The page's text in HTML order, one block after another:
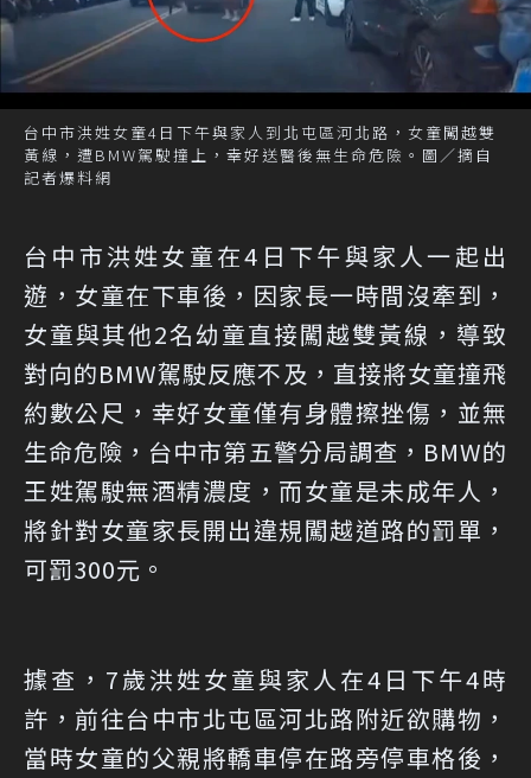
台中市洪姓女童4日下午與家人到北屯區河北路，女童闖越雙
黃線，遭BMW駕駛撞上，幸好送醫後無生命危險。圖／摘自
記者爆料網
台中市洪姓女童在4日下午與家人一起出
遊，女童在下車後，因家長一時間沒牽到，
女童與其他2名幼童直接闖越雙黃線，導致
對向的BMW駕駛反應不及，直接將女童撞飛
約數公尺，幸好女童僅有身體擦挫傷，並無
生命危險，台中市第五警分局調查，BMW的
王姓駕駛無酒精濃度，而女童是未成年人，
將針對女童家長開出違規闖越道路的罰單，
可罰300元。
據查，7歲洪姓女童與家人在4日下午4時
許，前往台中市北屯區河北路附近欲購物，
當時女童的父親將轎車停在路旁停車格後，